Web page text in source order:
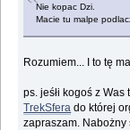
Nie kopac Dzi.
Macie tu malpe
Rozumiem... I to tę
ps. jeśłi kogoś z
TrekSfera do której
zapraszam. Nabożny